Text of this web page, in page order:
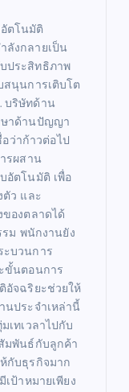
ตโนมัติ
ลังกลายเป็น
ประสิทธิภาพ
สนุนการเติบโต
บริษัทด้าน
ษาด้านปัญญา
ว่าก้าวต่อไป
รผสาน
อัตโนมัติ เพื่อ
ตัว และ
องตลาดได้
รม พนักงานยัง
ะบวนการ
ขั้นตอนการ
อัจฉริยะช่วยให้
นประจำเหล่านี้
เทเวลาไปกับ
มพันธ์กับลูกค้า
กับธุรกิจมาก
ป้าหมายเพียง